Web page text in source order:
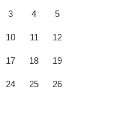
3 4 5
10 11 12
17 18 19
24 25 26